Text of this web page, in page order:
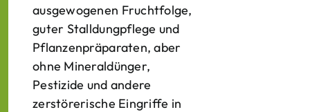
ausgewogenen Fruchtfolge,
guter Stalldungpflege und
Pflanzenpräparaten, aber
ohne Mineraldünger,
Pestizide und andere
zerstörerische Eingriffe in